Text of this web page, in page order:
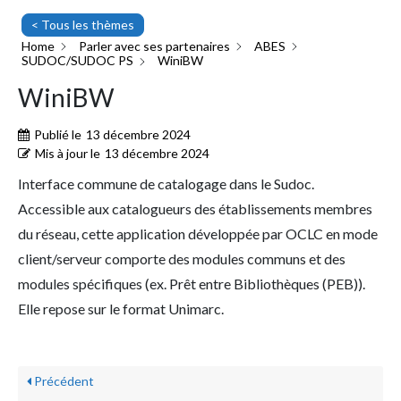
< Tous les thèmes
Home
Parler avec ses partenaires
ABES
SUDOC/SUDOC PS
WiniBW
WiniBW
Publié le 13 décembre 2024
Mis à jour le 13 décembre 2024
Interface commune de catalogage dans le Sudoc.
Accessible aux catalogueurs des établissements membres
du réseau, cette application développée par OCLC en mode
client/serveur comporte des modules communs et des
modules spécifiques (ex. Prêt entre Bibliothèques (PEB)).
Elle repose sur le format Unimarc.
Précédent